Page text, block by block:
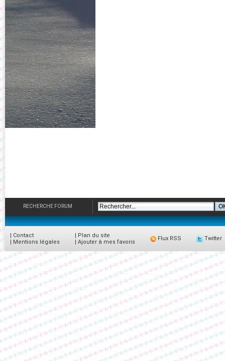
RECHERCHE FORUM
| Contact
| Mentions légales
| Plan du site
| Ajouter à mes favoris
Flux RSS Twitter